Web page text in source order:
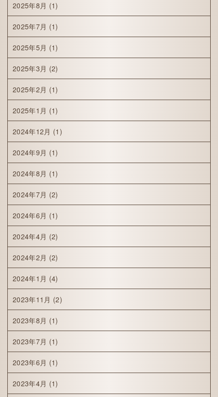
2025年8月 (1)
2025年7月 (1)
2025年5月 (1)
2025年3月 (2)
2025年2月 (1)
2025年1月 (1)
2024年12月 (1)
2024年9月 (1)
2024年8月 (1)
2024年7月 (2)
2024年6月 (1)
2024年4月 (2)
2024年2月 (2)
2024年1月 (4)
2023年11月 (2)
2023年8月 (1)
2023年7月 (1)
2023年6月 (1)
2023年4月 (1)